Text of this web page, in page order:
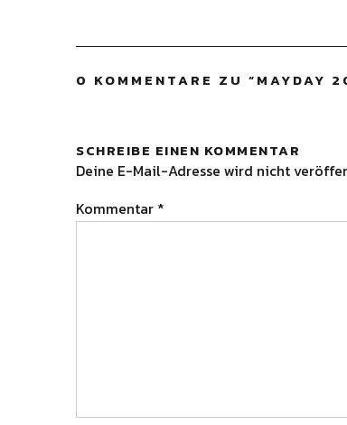
0 KOMMENTARE ZU “MAYDAY
SCHREIBE EINEN KOMMENTAR
Deine E-Mail-Adresse wird nicht
Kommentar *